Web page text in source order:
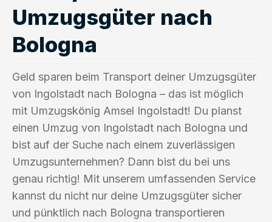
Umzugsgüter nach
Bologna
Geld sparen beim Transport deiner Umzugsgüter
von Ingolstadt nach Bologna – das ist möglich
mit Umzugskönig Amsel Ingolstadt! Du planst
einen Umzug von Ingolstadt nach Bologna und
bist auf der Suche nach einem zuverlässigen
Umzugsunternehmen? Dann bist du bei uns
genau richtig! Mit unserem umfassenden Service
kannst du nicht nur deine Umzugsgüter sicher
und pünktlich nach Bologna transportieren